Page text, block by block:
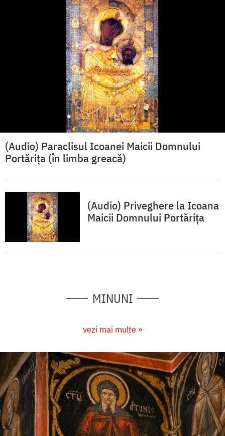
(Audio) Paraclisul Icoanei Maicii Domnului
Portărița (în limba greacă)
(Audio) Priveghere la Icoana
Maicii Domnului Portărița
MINUNI
vezi mai multe »